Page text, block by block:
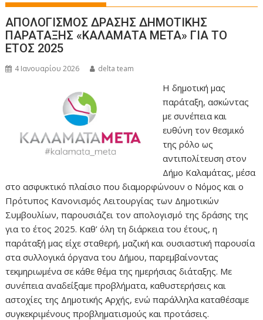
ΑΠΟΛΟΓΙΣΜΟΣ ΔΡΑΣΗΣ ΔΗΜΟΤΙΚΗΣ
ΠΑΡΑΤΑΞΗΣ «ΚΑΛΑΜΑΤΑ ΜΕΤΑ» ΓΙΑ ΤΟ
ΕΤΟΣ 2025
4 Ιανουαρίου 2026 delta team
Η δημοτική μας
παράταξη, ασκώντας
με συνέπεια και
ευθύνη τον θεσμικό
της ρόλο ως
αντιπολίτευση στον
Δήμο Καλαμάτας, μέσα
στο ασφυκτικό πλαίσιο που διαμορφώνουν ο Νόμος και ο
Πρότυπος Κανονισμός Λειτουργίας των Δημοτικών
Συμβουλίων, παρουσιάζει τον απολογισμό της δράσης της
για το έτος 2025. Καθ’ όλη τη διάρκεια του έτους, η
παράταξή μας είχε σταθερή, μαζική και ουσιαστική παρουσία
στα συλλογικά όργανα του Δήμου, παρεμβαίνοντας
τεκμηριωμένα σε κάθε θέμα της ημερήσιας διάταξης. Με
συνέπεια αναδείξαμε προβλήματα, καθυστερήσεις και
αστοχίες της Δημοτικής Αρχής, ενώ παράλληλα καταθέσαμε
συγκεκριμένους προβληματισμούς και προτάσεις.